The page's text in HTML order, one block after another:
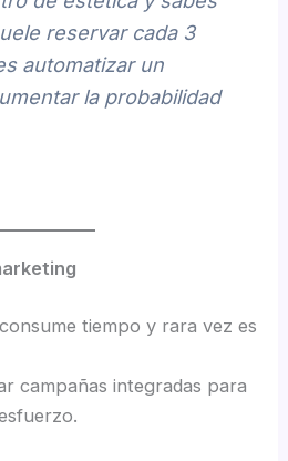
reservar cada 3
automatizar un
la probabilidad
tiempo y rara vez es
campañas integradas para